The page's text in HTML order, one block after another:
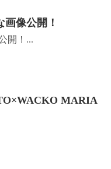
像公開！
開！...
MARIA